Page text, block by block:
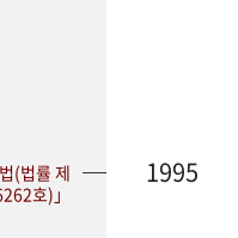
(법률 제
호)」
1995